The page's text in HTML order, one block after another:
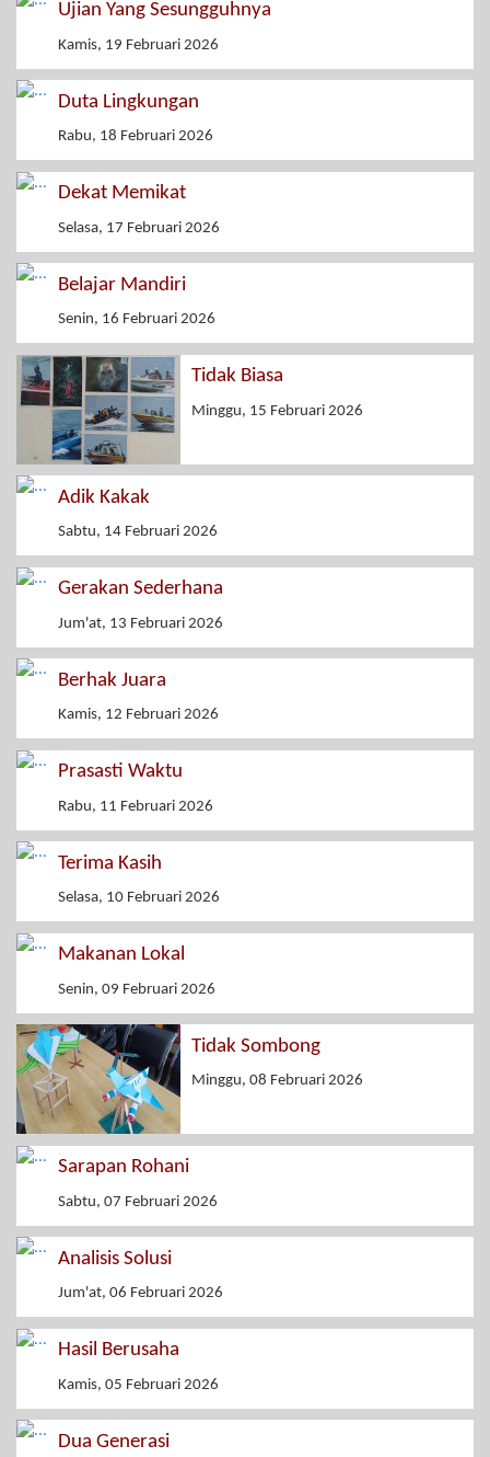
Ujian Yang Sesungguhnya
Kamis, 19 Februari 2026
Duta Lingkungan
Rabu, 18 Februari 2026
Dekat Memikat
Selasa, 17 Februari 2026
Belajar Mandiri
Senin, 16 Februari 2026
Tidak Biasa
Minggu, 15 Februari 2026
Adik Kakak
Sabtu, 14 Februari 2026
Gerakan Sederhana
Jum'at, 13 Februari 2026
Berhak Juara
Kamis, 12 Februari 2026
Prasasti Waktu
Rabu, 11 Februari 2026
Terima Kasih
Selasa, 10 Februari 2026
Makanan Lokal
Senin, 09 Februari 2026
Tidak Sombong
Minggu, 08 Februari 2026
Sarapan Rohani
Sabtu, 07 Februari 2026
Analisis Solusi
Jum'at, 06 Februari 2026
Hasil Berusaha
Kamis, 05 Februari 2026
Dua Generasi